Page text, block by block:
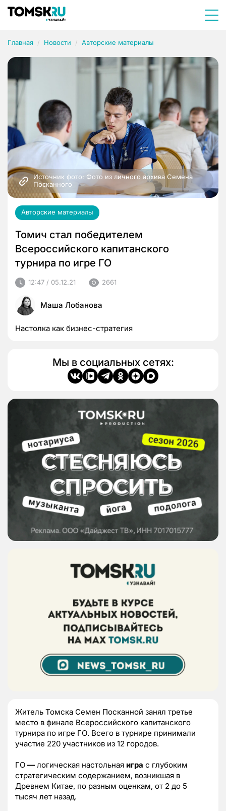
Главная Новости Авторские материалы
Источник фото: Фото из личного архива Семена
Посканного
Авторские материалы
Томич стал победителем
Всероссийского капитанского
турнира по игре ГО
12:47 / 05.12.21 2661
Маша Лобанова
Настолка как бизнес-стратегия
Мы в социальных сетях:
Житель Томска Семен Посканной занял третье
место в финале Всероссийского капитанского
турнира по игре ГО. Всего в турнире принимали
участие 220 участников из 12 городов.
ГО — логическая настольная игра с глубоким
стратегическим содержанием, возникшая в
Древнем Китае, по разным оценкам, от 2 до 5
тысяч лет назад.